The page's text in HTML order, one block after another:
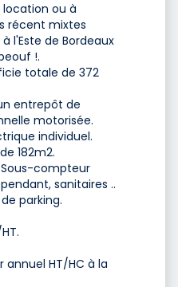
location ou à
récent mixtes
l'Este de Bordeaux
!.
totale de 372
entrepôt de
motorisée.
individuel.
182m2.
compteur
sanitaires ..
parking.
annuel HT/HC à la